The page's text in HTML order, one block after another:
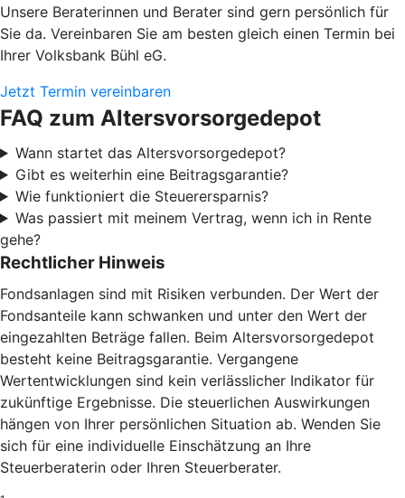
Unsere Beraterinnen und Berater sind gern persönlich für
Sie da. Vereinbaren Sie am besten gleich einen Termin bei
Ihrer Volksbank Bühl eG.
Jetzt Termin vereinbaren
FAQ zum Altersvorsorgedepot
Wann startet das Altersvorsorgedepot?
Gibt es weiterhin eine Beitragsgarantie?
Wie funktioniert die Steuerersparnis?
Was passiert mit meinem Vertrag, wenn ich in Rente
gehe?
Rechtlicher Hinweis
Fondsanlagen sind mit Risiken verbunden. Der Wert der
Fondsanteile kann schwanken und unter den Wert der
eingezahlten Beträge fallen. Beim Altersvorsorgedepot
besteht keine Beitragsgarantie. Vergangene
Wertentwicklungen sind kein verlässlicher Indikator für
zukünftige Ergebnisse. Die steuerlichen Auswirkungen
hängen von Ihrer persönlichen Situation ab. Wenden Sie
sich für eine individuelle Einschätzung an Ihre
Steuerberaterin oder Ihren Steuerberater.